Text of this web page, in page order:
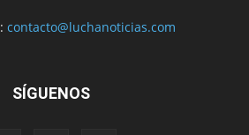
contacto@luchanoticias.com
SÍGUENOS